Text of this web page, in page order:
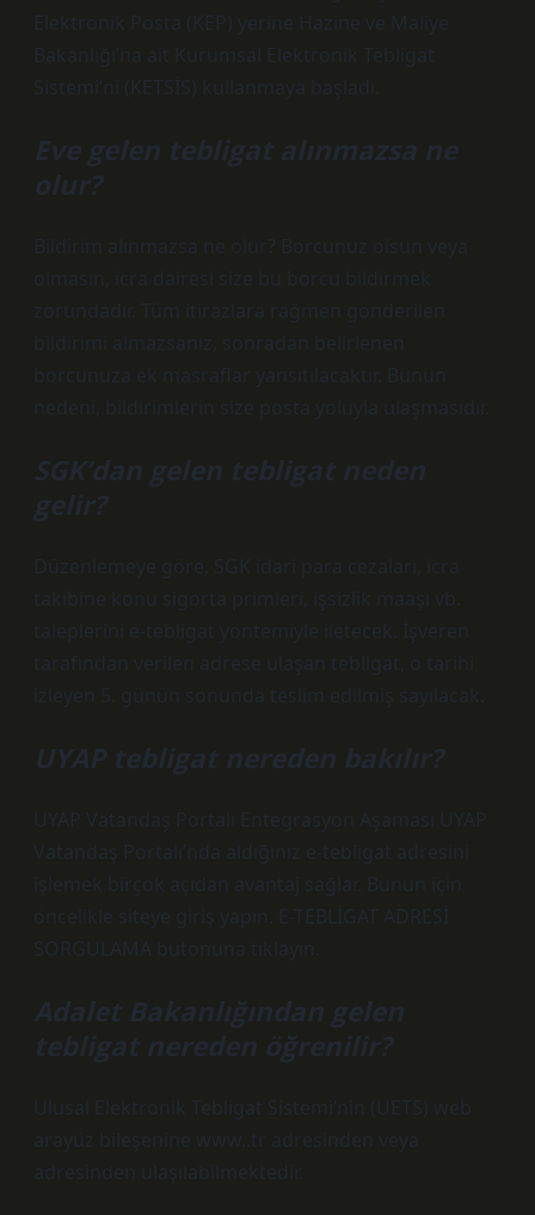
Elektronik Posta (KEP) yerine Hazine ve Maliye
Bakanlığı’na ait Kurumsal Elektronik Tebligat
Sistemi’ni (KETSİS) kullanmaya başladı.
Eve gelen tebligat alınmazsa ne
olur?
Bildirim alınmazsa ne olur? Borcunuz olsun veya
olmasın, icra dairesi size bu borcu bildirmek
zorundadır. Tüm itirazlara rağmen gönderilen
bildirimi almazsanız, sonradan belirlenen
borcunuza ek masraflar yansıtılacaktır. Bunun
nedeni, bildirimlerin size posta yoluyla ulaşmasıdır.
SGK’dan gelen tebligat neden
gelir?
Düzenlemeye göre, SGK idari para cezaları, icra
takibine konu sigorta primleri, işsizlik maaşı vb.
taleplerini e-tebligat yöntemiyle iletecek. İşveren
tarafından verilen adrese ulaşan tebligat, o tarihi
izleyen 5. günün sonunda teslim edilmiş sayılacak.
UYAP tebligat nereden bakılır?
UYAP Vatandaş Portalı Entegrasyon Aşaması UYAP
Vatandaş Portalı’nda aldığınız e-tebligat adresini
işlemek birçok açıdan avantaj sağlar. Bunun için
öncelikle siteye giriş yapın. E-TEBLİGAT ADRESİ
SORGULAMA butonuna tıklayın.
Adalet Bakanlığından gelen
tebligat nereden öğrenilir?
Ulusal Elektronik Tebligat Sistemi’nin (UETS) web
arayüz bileşenine www..tr adresinden veya
adresinden ulaşılabilmektedir.